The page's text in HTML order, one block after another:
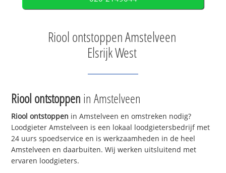
Riool ontstoppen Amstelveen
Elsrijk West
Riool ontstoppen in Amstelveen
Riool ontstoppen in Amstelveen en omstreken nodig?
Loodgieter Amstelveen is een lokaal loodgietersbedrijf met
24 uurs spoedservice en is werkzaamheden in de heel
Amstelveen en daarbuiten. Wij werken uitsluitend met
ervaren loodgieters.